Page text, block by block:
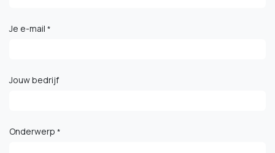
Je e-mail *
Jouw bedrijf
Onderwerp *